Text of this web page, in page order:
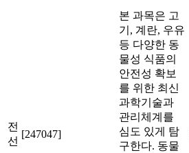
전
선
[247047]
본 과목은 고
기, 계란, 우유
등 다양한 동
물성 식품의
안전성 확보
를 위한 최신
과학기술과
관리체계를
심도 있게 탐
구한다. 동물